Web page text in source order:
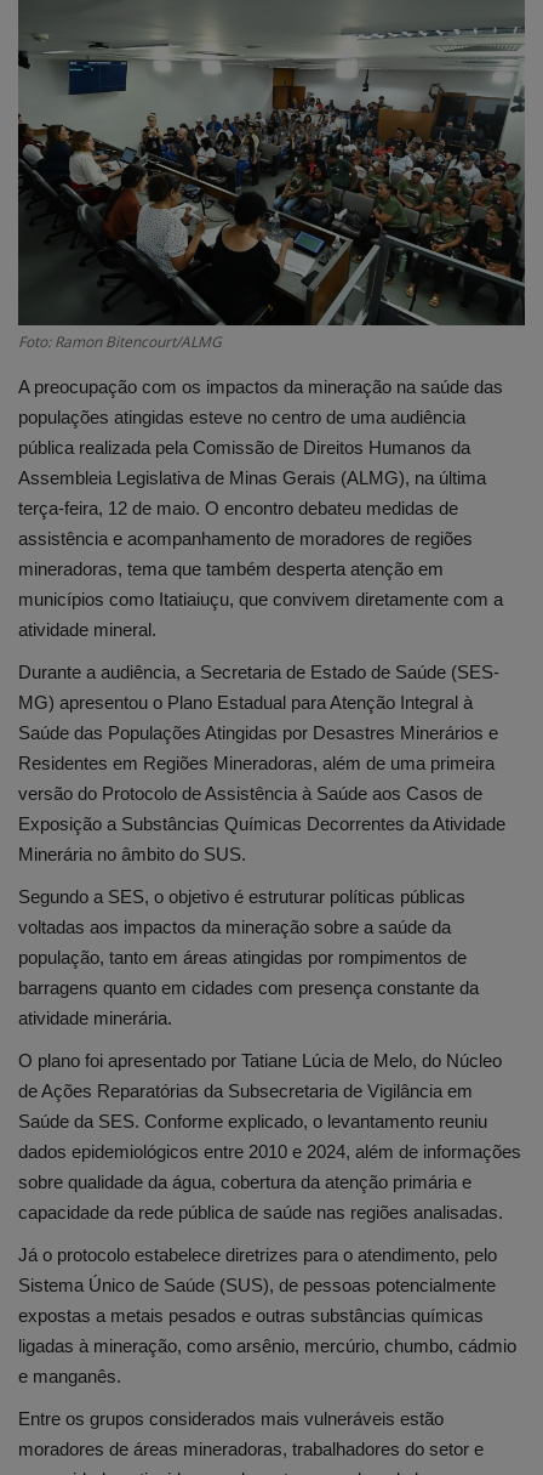
Edições em PDF
Fotos
Foto: Ramon Bitencourt/ALMG
A preocupação com os impactos da mineração na saúde das
populações atingidas esteve no centro de uma audiência
pública realizada pela Comissão de Direitos Humanos da
Assembleia Legislativa de Minas Gerais (ALMG), na última
terça-feira, 12 de maio. O encontro debateu medidas de
assistência e acompanhamento de moradores de regiões
mineradoras, tema que também desperta atenção em
municípios como Itatiaiuçu, que convivem diretamente com a
atividade mineral.
Durante a audiência, a Secretaria de Estado de Saúde (SES-
MG) apresentou o Plano Estadual para Atenção Integral à
Saúde das Populações Atingidas por Desastres Minerários e
Residentes em Regiões Mineradoras, além de uma primeira
versão do Protocolo de Assistência à Saúde aos Casos de
Exposição a Substâncias Químicas Decorrentes da Atividade
Minerária no âmbito do SUS.
Segundo a SES, o objetivo é estruturar políticas públicas
voltadas aos impactos da mineração sobre a saúde da
população, tanto em áreas atingidas por rompimentos de
barragens quanto em cidades com presença constante da
atividade minerária.
O plano foi apresentado por Tatiane Lúcia de Melo, do Núcleo
de Ações Reparatórias da Subsecretaria de Vigilância em
Saúde da SES. Conforme explicado, o levantamento reuniu
dados epidemiológicos entre 2010 e 2024, além de informações
sobre qualidade da água, cobertura da atenção primária e
capacidade da rede pública de saúde nas regiões analisadas.
Já o protocolo estabelece diretrizes para o atendimento, pelo
Sistema Único de Saúde (SUS), de pessoas potencialmente
expostas a metais pesados e outras substâncias químicas
ligadas à mineração, como arsênio, mercúrio, chumbo, cádmio
e manganês.
Entre os grupos considerados mais vulneráveis estão
moradores de áreas mineradoras, trabalhadores do setor e